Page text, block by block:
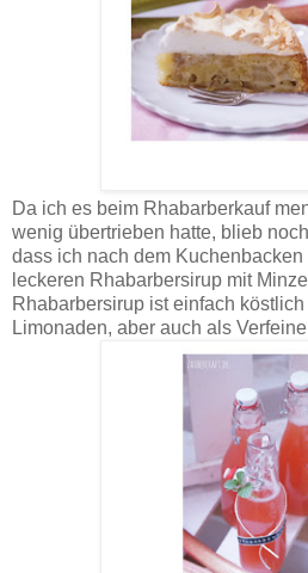
Da ich es beim Rhabarberkauf
wenig übertrieben hatte, blieb
dass ich nach dem
leckeren Rhabarbersirup mit
Rhabarbersirup ist einfach
Limonaden, aber auch als